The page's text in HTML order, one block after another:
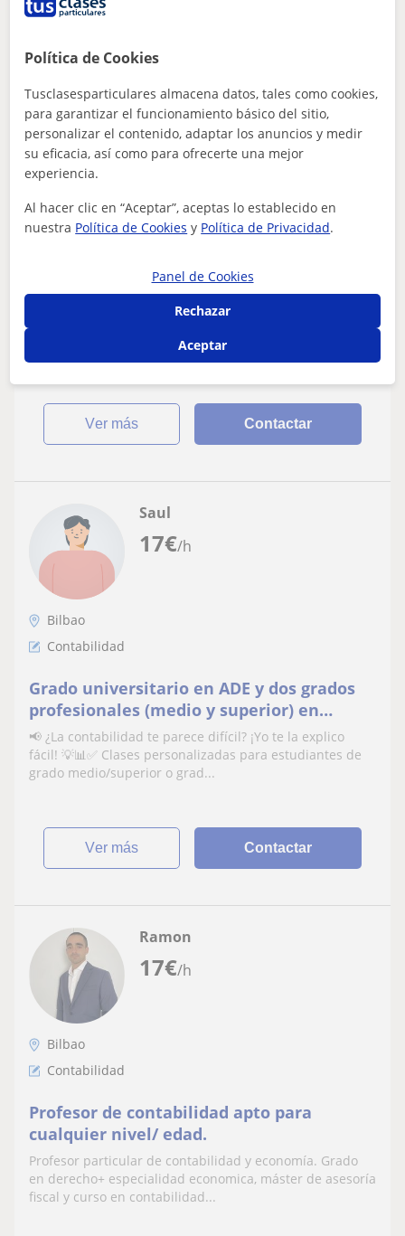
17€/h
Alessandro
Contabilidad
principiante que este empezando
Cuando el alumno necesite mi ayuda al no entender
encantado de aclararle todas sus d...
ver más Contactar
17€/h
Saul
Bilbao
Contabilidad
Grado universitario en ADE y dos grados
profesionales (medio y superior) en
Administración y Finanzas. S
📢 ¿La contabilidad te parece difícil? ¡Yo te la explico
fácil! 💡📊✅ Clases personalizadas para estudiantes de
grado medio/superior o grad...
ver más Contactar
17€/h
Ramon
Bilbao
Contabilidad
Profesor de contabilidad apto para
cualquier nivel/ edad.
Profesor particular de contabilidad y economía. Grado
en derecho+ especialidad economica, máster de asesoría
fiscal y curso en contabilidad...
Política de Cookies
Tusclasesparticulares almacena datos, tales como cookies,
para garantizar el funcionamiento básico del sitio,
personalizar el contenido, adaptar los anuncios y medir
su eficacia, así como para ofrecerte una mejor
experiencia.
Al hacer clic en “Aceptar”, aceptas lo establecido en
nuestra Política de Cookies y Política de Privacidad.
Panel de Cookies
Rechazar
Aceptar